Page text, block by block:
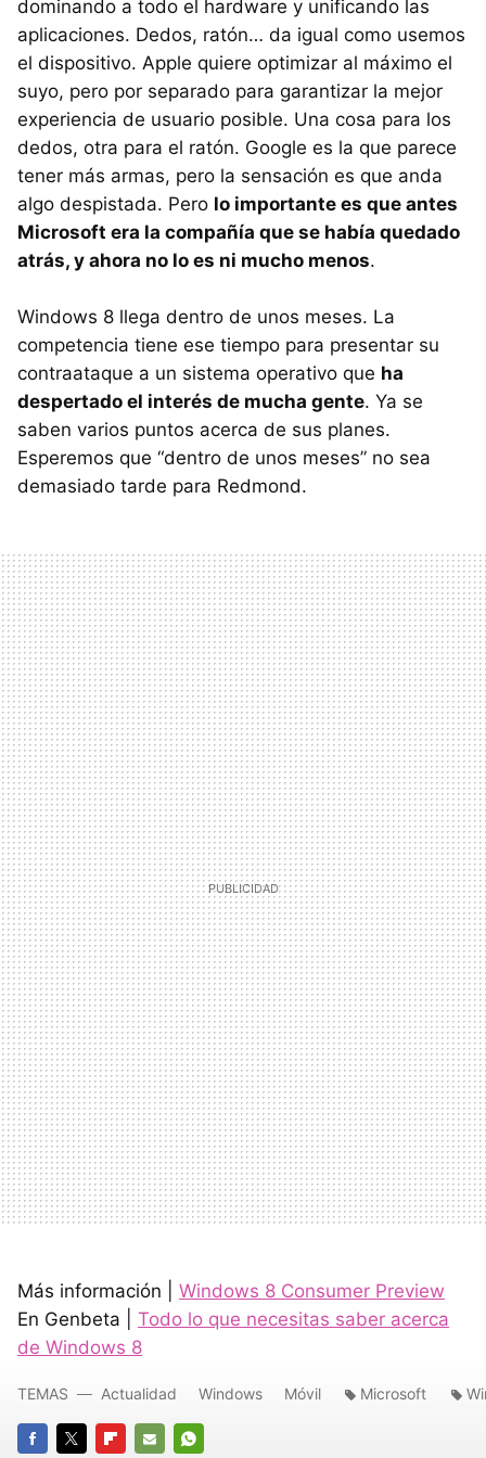
dominando a todo el hardware y unificando las
aplicaciones. Dedos, ratón… da igual como usemos
el dispositivo. Apple quiere optimizar al máximo el
suyo, pero por separado para garantizar la mejor
experiencia de usuario posible. Una cosa para los
dedos, otra para el ratón. Google es la que parece
tener más armas, pero la sensación es que anda
algo despistada. Pero lo importante es que antes
Microsoft era la compañía que se había quedado
atrás, y ahora no lo es ni mucho menos.
Windows 8 llega dentro de unos meses. La
competencia tiene ese tiempo para presentar su
contraataque a un sistema operativo que ha
despertado el interés de mucha gente. Ya se
saben varios puntos acerca de sus planes.
Esperemos que “dentro de unos meses” no sea
demasiado tarde para Redmond.
Más información | Windows 8 Consumer Preview
En Genbeta | Todo lo que necesitas saber acerca
de Windows 8
TEMAS Actualidad Windows Móvil Microsoft